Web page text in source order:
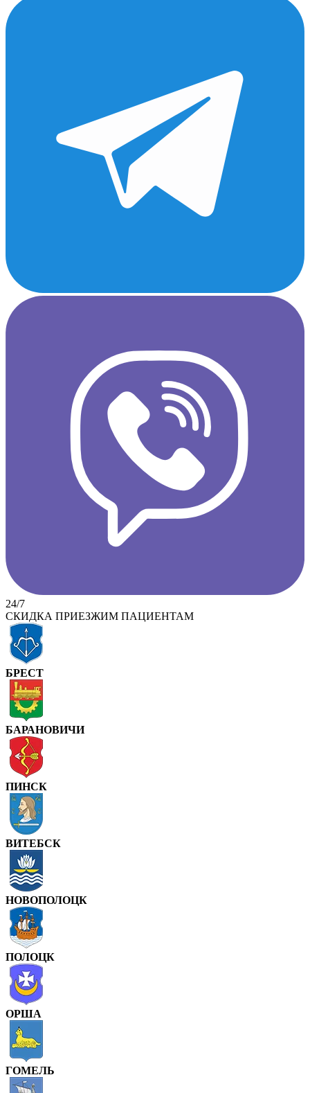
24/7
СКИДКА ПРИЕЗЖИМ ПАЦИЕНТАМ
БРЕСТ
БАРАНОВИЧИ
ПИНСК
ВИТЕБСК
НОВОПОЛОЦК
ПОЛОЦК
ОРША
ГОМЕЛЬ